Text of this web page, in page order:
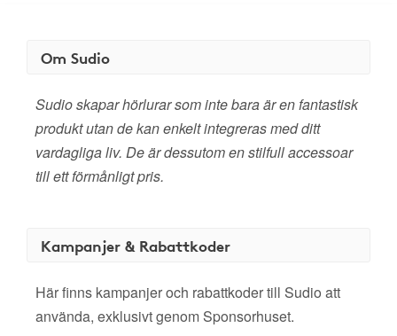
Om Sudio
Sudio skapar hörlurar som inte bara är en fantastisk
produkt utan de kan enkelt integreras med ditt
vardagliga liv. De är dessutom en stilfull accessoar
till ett förmånligt pris.
Kampanjer & Rabattkoder
Här finns kampanjer och rabattkoder till Sudio att
använda, exklusivt genom Sponsorhuset.